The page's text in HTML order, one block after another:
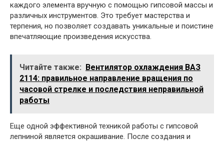
каждого элемента вручную с помощью гипсовой массы и
различных инструментов. Это требует мастерства и
терпения, но позволяет создавать уникальные и поистине
впечатляющие произведения искусства.
Читайте также:
Вентилятор охлаждения ВАЗ
2114: правильное направление вращения по
часовой стрелке и последствия неправильной
работы
Еще одной эффективной техникой работы с гипсовой
лепниной является окрашивание. После создания и